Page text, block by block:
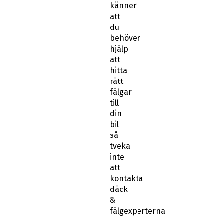
känner
att
du
behöver
hjälp
att
hitta
rätt
fälgar
till
din
bil
så
tveka
inte
att
kontakta
däck
&
fälgexperterna